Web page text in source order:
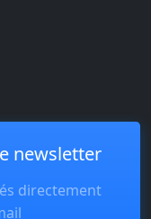
newsletter
directement